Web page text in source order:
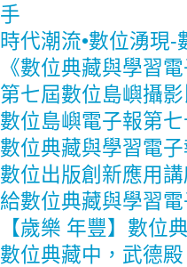
手
時代潮流•數位湧現
《數位典藏與學習
第七屆數位島嶼攝
數位島嶼電子報第
數位典藏與學習電
數位出版創新應用
給數位典藏與學習
【歲樂 年豐】數位
數位典藏中，武德殿